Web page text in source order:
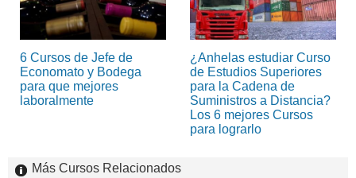
6 Cursos de Jefe de
Economato y Bodega
para que mejores
laboralmente
¿Anhelas estudiar Curso
de Estudios Superiores
para la Cadena de
Suministros a Distancia?
Los 6 mejores Cursos
para lograrlo
Más Cursos Relacionados